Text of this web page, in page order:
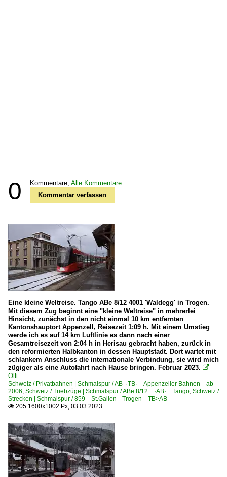
0 Kommentare, Alle Kommentare
Kommentar verfassen
Eine kleine Weltreise. Tango ABe 8/12 4001 'Waldegg' in Trogen.
Mit diesem Zug beginnt eine "kleine Weltreise" in mehrerlei
Hinsicht, zunächst in den nicht einmal 10 km entfernten
Kantonshauptort Appenzell, Reisezeit 1:09 h. Mit einem Umstieg
werde ich es auf 14 km Luftlinie es dann nach einer
Gesamtreisezeit von 2:04 h in Herisau gebracht haben, zurück in
den reformierten Halbkanton in dessen Hauptstadt. Dort wartet mit
schlankem Anschluss die internationale Verbindung, sie wird mich
zügiger als eine Autofahrt nach Hause bringen. Februar 2023. 
Olli
Schweiz / Privatbahnen | Schmalspur / AB ·TB· Appenzeller Bahnen ab
2006, Schweiz / Triebzüge | Schmalspur / ABe 8/12 ·AB· Tango, Schweiz /
Strecken | Schmalspur / 859 St.Gallen – Trogen TB>AB
 205 1600x1002 Px, 03.03.2023